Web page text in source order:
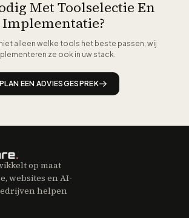
Directus ideaal. Overweeg ook of u self-
geeft aan een managed dienst.
Met Toolselectie En
Implementatie?
alleen welke tools het beste passen, wij
ze ook in uw stack.
PLAN EEN ADVIESGESPREK
op maat
websites en AI-
helpen